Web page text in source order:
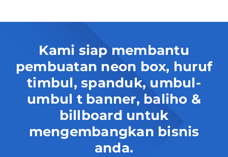
Kami siap membantu
pembuatan neon box, huruf
timbul, spanduk, umbul-
umbul t banner, baliho &
billboard untuk
mengembangkan bisnis
anda.